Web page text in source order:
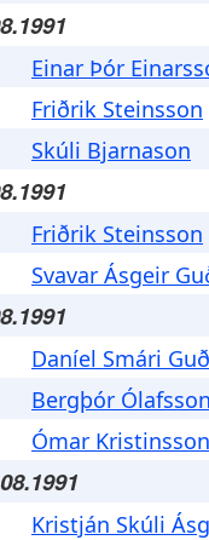
Einar Þór
Friðrik Steinsson
Skúli Bjarnason
Friðrik Steinsson
Svavar Ásgeir
Daníel Smári
Bergþór
Ómar Kristinsson
Kristján Skúli